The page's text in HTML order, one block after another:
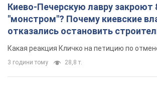
Киево-Печерскую лавру
"монстром"? Почему киевские
отказались остановить
небоскреба "московского
Какая реакция Кличко на петицию по
3 години тому 28,8 т.